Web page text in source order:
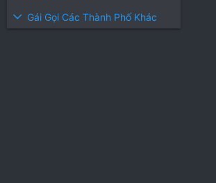
Gái Gọi Các Thành Phố Khác